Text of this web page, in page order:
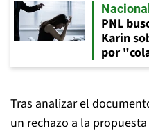
Nacional
PNL
Karin
por
Tras analizar el
un rechazo a la